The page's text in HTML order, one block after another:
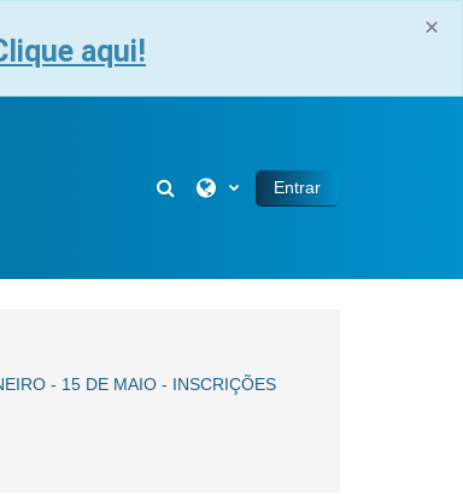
×
aqui!
Selector de búsqueda de
Entrar
- 15 DE MAIO - INSCRIÇÕES